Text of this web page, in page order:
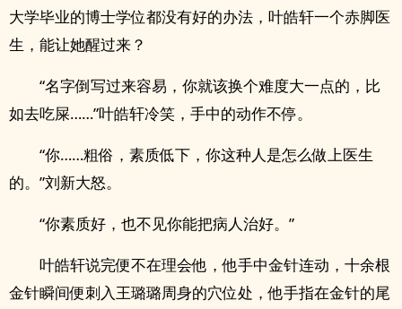
大学毕业的博士学位都没有好的办法，叶皓轩一个赤脚医
生，能让她醒过来？
“名字倒写过来容易，你就该换个难度大一点的，比
如去吃屎……”叶皓轩冷笑，手中的动作不停。
“你……粗俗，素质低下，你这种人是怎么做上医生
的。”刘新大怒。
“你素质好，也不见你能把病人治好。”
叶皓轩说完便不在理会他，他手中金针连动，十余根
金针瞬间便刺入王璐璐周身的穴位处，他手指在金针的尾